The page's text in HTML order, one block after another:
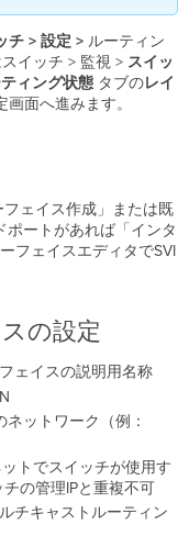
チ > 設定 > ルーティン
イッチ > 監視 > スイッ
ィング状態 タブのレイ
面へ進みます。
ェイス作成」または既
ポートがあれば「インタ
フェイスエディタでSVI
の設定
ェイスの説明用名称
ネットワーク（例：
トでスイッチが使用す
の管理IPと重複不可
チキャストルーティン